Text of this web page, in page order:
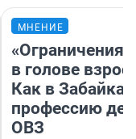
МНЕНИЕ
«Ограничения
в голове
Как в
профессию
ОВЗ